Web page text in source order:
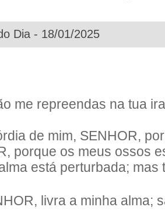
Dia - 18/01/2025
me repreendas na tua
de mim, SENHOR,
porque os meus ossos
está perturbada; mas
livra a minha alma;